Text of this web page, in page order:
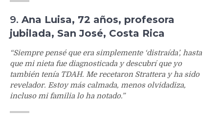
9. Ana Luisa, 72 años, profesora
jubilada, San José, Costa Rica
“Siempre pensé que era simplemente ‘distraída’, hasta
que mi nieta fue diagnosticada y descubrí que yo
también tenía TDAH. Me recetaron Strattera y ha sido
revelador. Estoy más calmada, menos olvidadiza,
incluso mi familia lo ha notado.”